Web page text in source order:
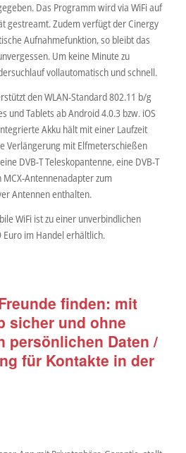
Das Programm wird via WiFi auf
gestreamt. Zudem verfügt der Cinergy
Aufnahmefunktion, so bleibt das
Um keine Minute zu
vollautomatisch und schnell.
den WLAN-Standard 802.11 b/g
und Tablets ab Android 4.0.3 bzw. iOS
Akku hält mit einer Laufzeit
Verlängerung mit Elfmeterschießen
DVB-T Teleskopantenne, eine DVB-T
Antennenadapter zum
Antennen enthalten.
WiFi ist zu einer unverbindlichen
im Handel erhältlich.
finden: mit
sicher und ohne
persönlichen Daten /
für Kontakte in der